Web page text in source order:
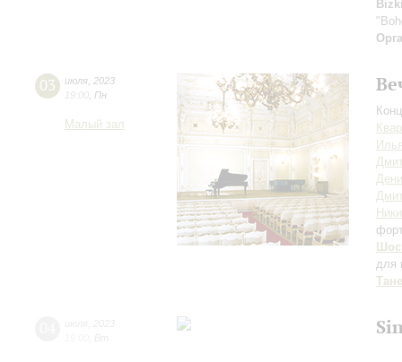
03 июля 2023
19:00 Пн
Малый зал
для